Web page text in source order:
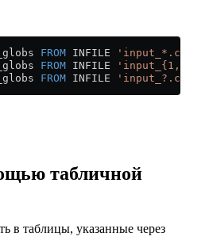
FROM INFILE 'input_*.csv'
FROM INFILE
FROM INFILE 'input_?.csv'
табличной
в таблицы, указанные через